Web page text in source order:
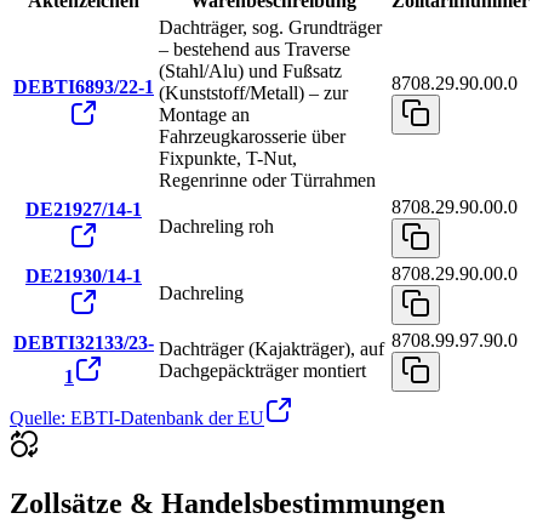
DEBTI6893/22-1
Dachträger, sog. Grundträger
– bestehend aus Traverse
(Stahl/Alu) und Fußsatz
(Kunststoff/Metall) – zur
Montage an
Fahrzeugkarosserie über
Fixpunkte, T-Nut,
Regenrinne oder Türrahmen
8708.29.90.00.0
DE21927/14-1
Dachreling roh
8708.29.90.00.0
DE21930/14-1
Dachreling
8708.29.90.00.0
DEBTI32133/23-
1
Dachträger (Kajakträger), auf
Dachgepäckträger montiert
8708.99.97.90.0
Quelle: EBTI-Datenbank der EU
Zollsätze & Handelsbestimmungen